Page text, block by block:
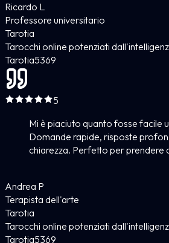
Ricardo L
Professore universitario
Tarotia
Tarocchi online potenziati
Tarotia5369
5
Mi è piaciuto quanto fosse facile
Domande rapide, risposte
chiarezza. Perfetto per prendere
Andrea P
Terapista dell'arte
Tarotia
Tarocchi online potenziati
Tarotia5369